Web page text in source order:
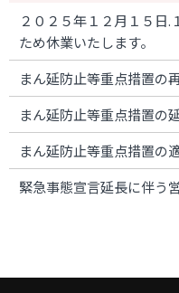
２０２５年１２月１５日
ため休業いたします。
まん延防止等重点措置の
まん延防止等重点措置の
まん延防止等重点措置の
緊急事態宣言延長に伴う